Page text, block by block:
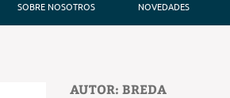
SOBRE NOSOTROS NOVEDADES
AUTOR: BREDA